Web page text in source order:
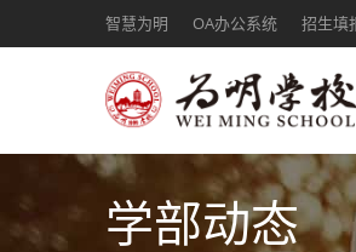
智慧为明 OA办公系统 招生填
学部动态